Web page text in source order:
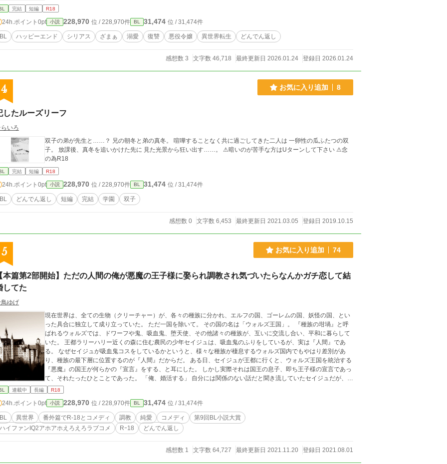
完結 短編 R18
24h.ポイント 0pt 小説 228,970 位 / 228,970件 BL 31,474 位 / 31,474件
BL ハッピーエンド シリアス ざまぁ 溺愛 復讐 悪役令嬢 異世界転生 どんでん返し
感想数 3 文字数 46,718 最終更新日 2026.01.24 登録日 2026.01.24
4 お気に入り追加 8
したルーズリーフ
いろ
双子の弟が先生と……？ 兄の朝冬と弟の真冬。 喧嘩することなく共に過ごしてきた二人は 一卵性の瓜ふたつの双
子。 放課後、真冬を追いかけた先に 見た光景から狂い出す……。 ⚠暗いのが苦手な方はUターンして下さい ⚠念
の為R18
完結 短編 R18
24h.ポイント 0pt 小説 228,970 位 / 228,970件 BL 31,474 位 / 31,474件
BL どんでん返し 短編 完結 学園 双子
感想数 0 文字数 6,453 最終更新日 2021.03.05 登録日 2019.10.15
5 お気に入り追加 74
本篇第2部開始】ただの人間の俺が悪魔の王子様に娶られ調教され気づいたらなんかガチ恋して結
してた
ゆげ
現在世界は、全ての生物（クリーチャー）が、各々の種族に分かれ、エルフの国、ゴーレムの国、妖怪の国、とい
った具合に独立して成り立っていた。 ただ一国を除いて。 その国の名は「ウォルズ王国」。 『種族の坩堝』と呼
ばれるウォルズでは、ドワーフや鬼、吸血鬼、堕天使、その他諸々の種族が、互いに交流し合い、平和に暮らして
いた。 王都ラリーハリー近くの森に住む農民の少年セイジュは、吸血鬼のふりをしているが、実は『人間』であ
る。 なぜセイジュが吸血鬼コスをしているかというと、様々な種族が棲息するウォルズ国内でもやはり差別があ
り、種族の最下層に位置するのが『人間』だからだ。 ある日、セイジュが王都に行くと、ウォルズ王国を統治する
『悪魔』の国王が何らかの『宣言』をする、と耳にした。 しかし実際それは国王の息子、即ち王子様の宣言であっ
て、それたったひとことであった。 「俺、婚活する」 自分には関係のない話だと聞き流していたセイジュだが、村
の近くで純白の鳩が罠にかかっているのを発見し、治療してやろうと家に連れて帰るのだが——
連載中 長編 R18
24h.ポイント 0pt 小説 228,970 位 / 228,970件 BL 31,474 位 / 31,474件
BL 異世界 番外篇でR-18とコメディ 調教 純愛 コメディ
第9回BL小説大賞
ハイファンIQ2アホアホえろえろラブコメ
Rｰ18 どんでん返し
感想数 1 文字数 64,727 最終更新日 2021.11.20 登録日 2021.08.01